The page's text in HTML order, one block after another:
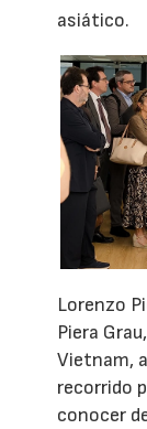
asiático.
Lorenzo
Piera
Vietnam,
recorrido
conocer